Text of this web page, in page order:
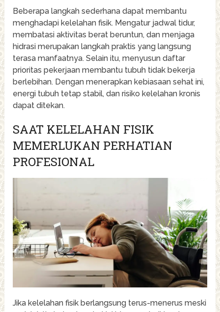
Beberapa langkah sederhana dapat membantu
menghadapi kelelahan fisik. Mengatur jadwal tidur,
membatasi aktivitas berat beruntun, dan menjaga
hidrasi merupakan langkah praktis yang langsung
terasa manfaatnya. Selain itu, menyusun daftar
prioritas pekerjaan membantu tubuh tidak bekerja
berlebihan. Dengan menerapkan kebiasaan sehat ini,
energi tubuh tetap stabil, dan risiko kelelahan kronis
dapat ditekan.
SAAT KELELAHAN FISIK
MEMERLUKAN PERHATIAN
PROFESIONAL
Jika kelelahan fisik berlangsung terus-menerus meski